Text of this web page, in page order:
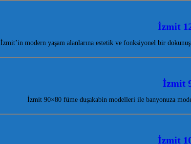
İzmit
İzmit’in modern yaşam alanlarına estetik ve fonksiyonel bir
İzmit
İzmit 90×80 füme duşakabin modelleri ile banyonuza
İzmit